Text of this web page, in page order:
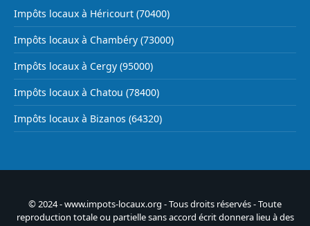
Impôts locaux à Héricourt (70400)
Impôts locaux à Chambéry (73000)
Impôts locaux à Cergy (95000)
Impôts locaux à Chatou (78400)
Impôts locaux à Bizanos (64320)
© 2024 - www.impots-locaux.org - Tous droits réservés - Toute
reproduction totale ou partielle sans accord écrit donnera lieu à des